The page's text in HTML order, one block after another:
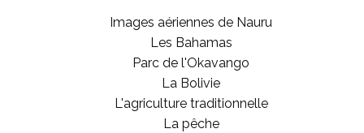
Images aériennes de Nauru
Les Bahamas
Parc de l'Okavango
La Bolivie
L'agriculture traditionnelle
La pêche